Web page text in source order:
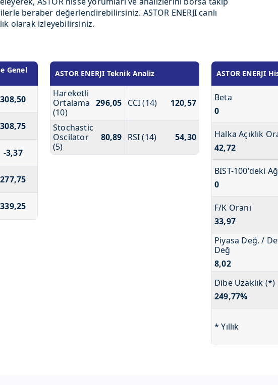
beraber değerlendirebilirsiniz. ASTOR ENERJI canlı
olarak izleyebilirsiniz.
Genel
308,50
308,75
-3,37
277,75
339,25
ASTOR ENERJI Teknik Analiz
Hareketli
Ortalama
(10)
296,05 CCI (14) 120,57
Stochastic
Oscilator
(5)
80,89 RSI (14) 54,30
ASTOR ENERJI
Beta
0
Halka Açıklık
42,72
BIST-100'deki
0
F/K Oranı
33,97
Piyasa Değ. /
Değ
8,02
Dibe Uzaklık (*)
249,77%
* Yıllık